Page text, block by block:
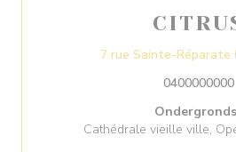
7 rue Sainte-Réparate
0400000000
Cathédrale vieille ville,